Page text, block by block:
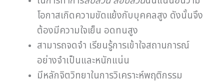
โอกาสเกิดความขัดแย้งกับบุคคลสูง ดังนั้นจึง
ต้องมีความใจเย็น อดทนสูง
สามารถจดจำ เรียนรู้การเข้าใจสถานการณ์
อย่างจำเป็นและหนักแน่น
มีหลักจิตวิทยาในการวิเคราะห์พฤติกรรม